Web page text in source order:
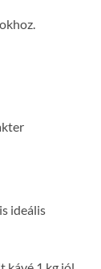
ideális